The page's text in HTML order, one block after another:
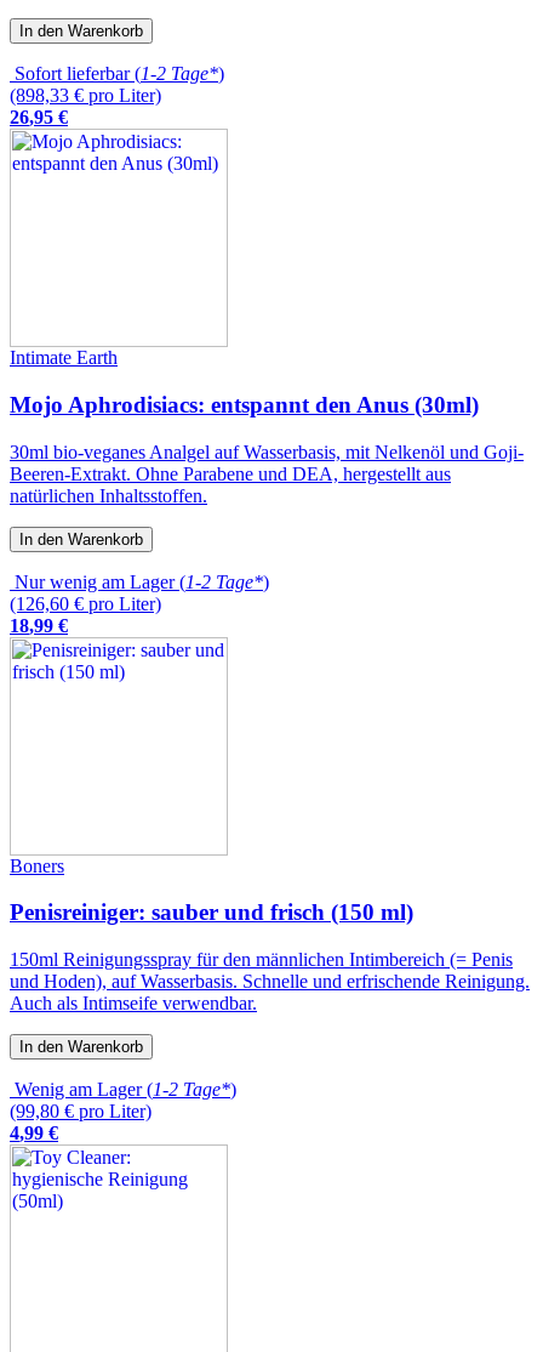
In den Warenkorb
Sofort lieferbar (1-2 Tage*)
(898,33 € pro Liter)
26,95 €
Intimate Earth
Mojo Aphrodisiacs: entspannt den Anus (30ml)
30ml bio-veganes Analgel auf Wasserbasis, mit Nelkenöl und Goji-
Beeren-Extrakt. Ohne Parabene und DEA, hergestellt aus
natürlichen Inhaltsstoffen.
In den Warenkorb
Nur wenig am Lager (1-2 Tage*)
(126,60 € pro Liter)
18,99 €
Boners
Penisreiniger: sauber und frisch (150 ml)
150ml Reinigungsspray für den männlichen Intimbereich (= Penis
und Hoden), auf Wasserbasis. Schnelle und erfrischende Reinigung.
Auch als Intimseife verwendbar.
In den Warenkorb
Wenig am Lager (1-2 Tage*)
(99,80 € pro Liter)
4,99 €